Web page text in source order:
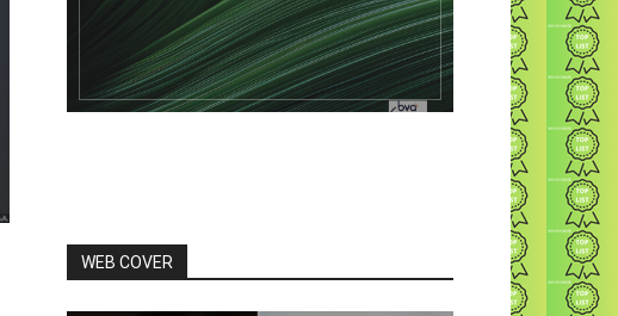
WEB COVER